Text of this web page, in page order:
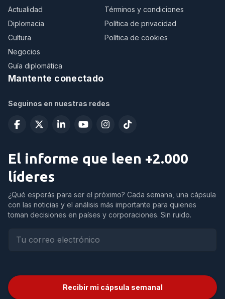
Actualidad
Diplomacia
Cultura
Negocios
Guía diplomática
Términos y condiciones
Política de privacidad
Política de cookies
Mantente conectado
Seguinos en nuestras redes
El informe que leen +2.000
líderes
¿Qué esperás para ser el próximo? Cada semana, una cápsula
con las noticias y el análisis más importante para quienes
toman decisiones en países y corporaciones. Sin ruido.
Recibir mi cápsula semanal